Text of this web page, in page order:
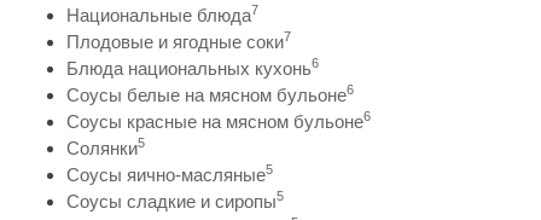
Национальные блюда7
Плодовые и ягодные соки7
Блюда национальных кухонь6
Соусы белые на мясном бульоне6
Соусы красные на мясном бульоне6
Солянки5
Соусы яично-масляные5
Соусы сладкие и сиропы5